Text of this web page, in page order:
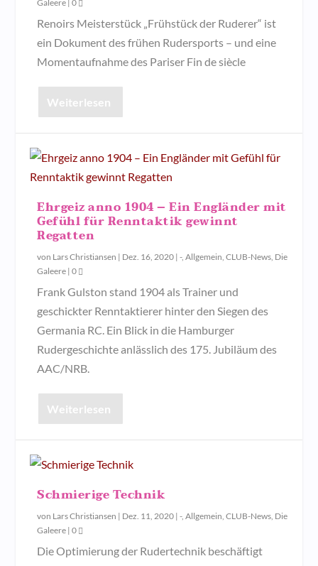
Galeere |0
Renoirs Meisterstück „Frühstück der Ruderer“ ist
ein Dokument des frühen Rudersports – und eine
Momentaufnahme des Pariser Fin de siècle
Weiterlesen
Ehrgeiz anno 1904 – Ein Engländer mit
Gefühl für Renntaktik gewinnt
Regatten
von Lars Christiansen | Dez. 16, 2020 |-,Allgemein,CLUB-News, Die
Galeere |0
Frank Gulston stand 1904 als Trainer und
geschickter Renntaktierer hinter den Siegen des
Germania RC. Ein Blick in die Hamburger
Rudergeschichte anlässlich des 175. Jubiläum des
AAC/NRB.
Weiterlesen
Schmierige Technik
von Lars Christiansen | Dez. 11, 2020 |-,Allgemein,CLUB-News, Die
Galeere |0
Die Optimierung der Rudertechnik beschäftigt